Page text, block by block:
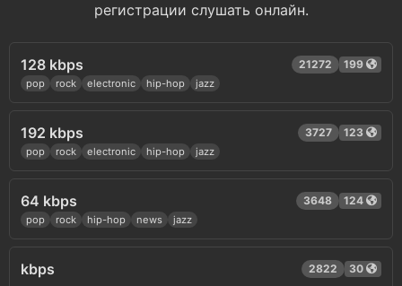
регистрации слушать онлайн.
128 kbps 21272 199
pop rock electronic hip-hop jazz
192 kbps 3727 123
pop rock electronic hip-hop jazz
64 kbps 3648 124
pop rock hip-hop news jazz
kbps 2822 30